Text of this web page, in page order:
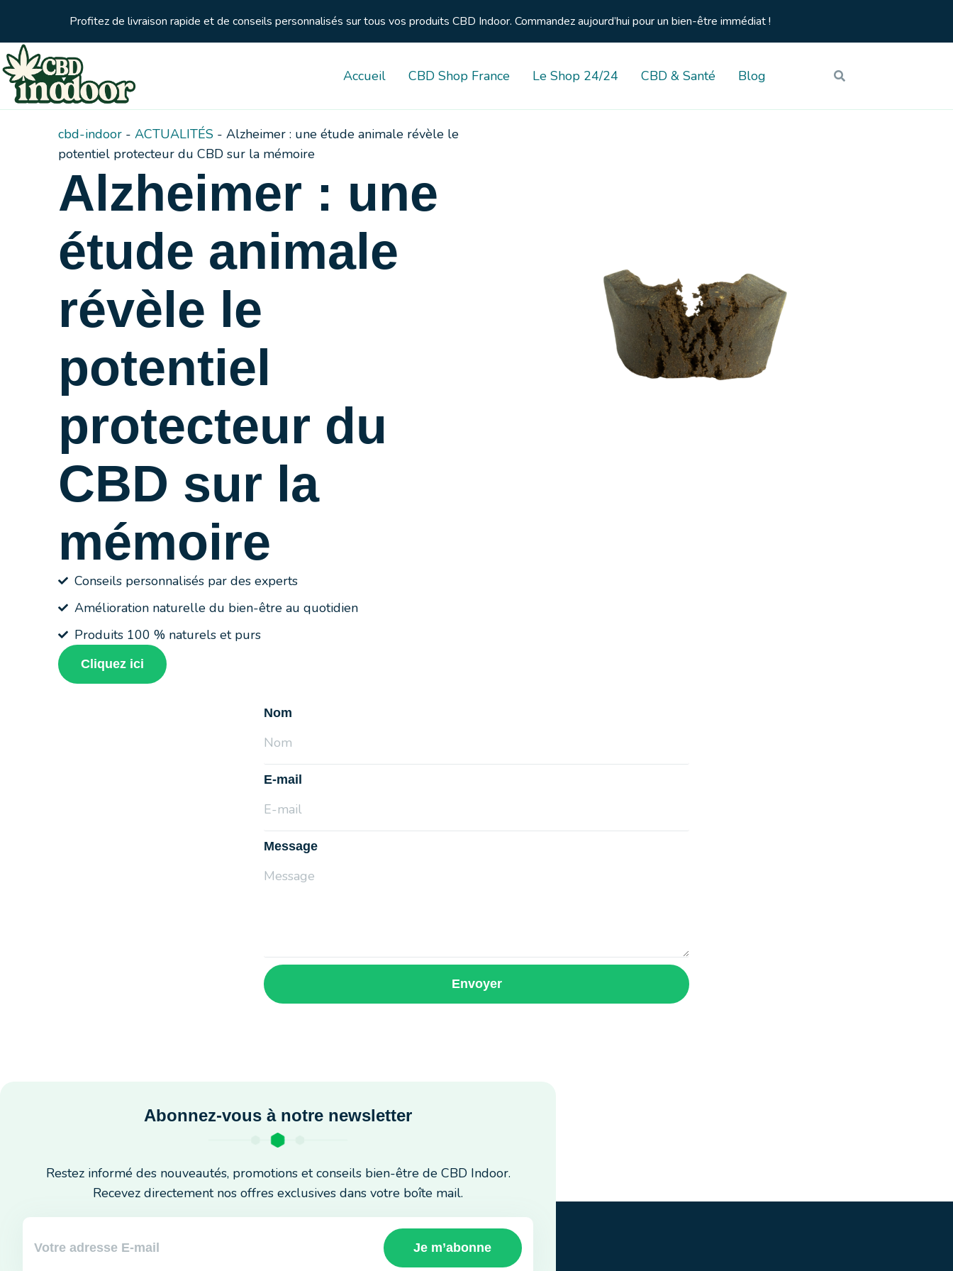
Profitez de livraison rapide et de conseils personnalisés sur tous vos produits CBD Indoor. Commandez aujourd’hui pour un bien-être immédiat !
Accueil CBD Shop France Le Shop 24/24 CBD & Santé Blog
cbd-indoor - ACTUALITÉS - Alzheimer : une étude animale révèle le
potentiel protecteur du CBD sur la mémoire
Alzheimer : une
étude animale
révèle le
potentiel
protecteur du
CBD sur la
mémoire
Conseils personnalisés par des experts
Amélioration naturelle du bien-être au quotidien
Produits 100 % naturels et purs
Cliquez ici
Nom
E-mail
Message
Envoyer
Abonnez-vous à notre newsletter
Restez informé des nouveautés, promotions et conseils bien-être de CBD Indoor.
Recevez directement nos offres exclusives dans votre boîte mail.
Je m’abonne